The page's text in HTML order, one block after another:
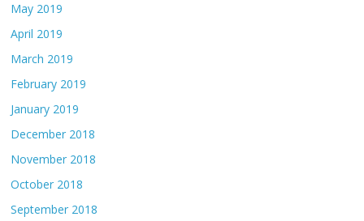
May 2019
April 2019
March 2019
February 2019
January 2019
December 2018
November 2018
October 2018
September 2018